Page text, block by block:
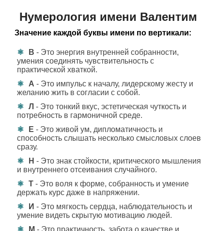
Нумерология имени Валентим
Значение каждой буквы имени по вертикали:
В - Это энергия внутренней собранности,
умения соединять чувствительность с
практической хваткой.
А - Это импульс к началу, лидерскому жесту и
желанию жить в согласии с собой.
Л - Это тонкий вкус, эстетическая чуткость и
потребность в гармоничной среде.
Е - Это живой ум, дипломатичность и
способность слышать несколько смысловых слоев
сразу.
Н - Это знак стойкости, критического мышления
и внутреннего отсеивания случайного.
Т - Это воля к форме, собранность и умение
держать курс даже в напряжении.
И - Это мягкость сердца, наблюдательность и
умение видеть скрытую мотивацию людей.
М - Это практичность, забота о качестве и